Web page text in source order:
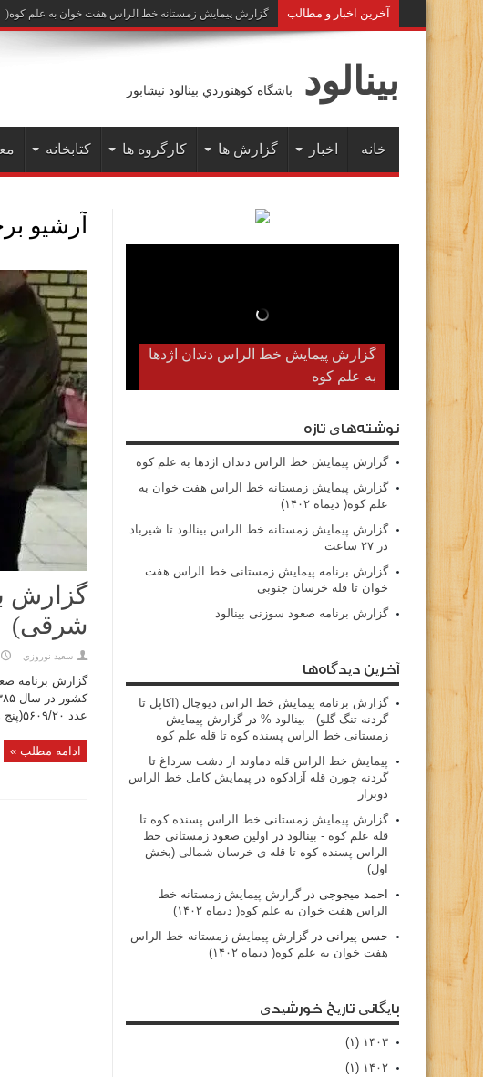
آخرين اخبار و مطالب گزارش پیمایش زمستانه خط الراس هفت خوان به علم کوه( دیماه
بينالود باشگاه كوهنوردي بينالود نيشابور
خانه اخبار گزارش ها کارگروه ها کتابخانه
آرشیو
گزارش
شرقی)
سعيد نوروزي
عدد ۵۶۰۹/۲۰(پنج هزار ششصد و نه متر و بیست سانتی متر) که عدد قابل اعتمادی ...
ادامه مطلب »
گزارش پیمایش خط الراس دندان اژدها
به علم کوه
گزارش پیمایش زمستانه خط الراس
هفت خوان به علم کوه( دیماه ۱۴۰۲)
نوشته‌های تازه
گزارش پیمایش خط الراس دندان اژدها به علم کوه
گزارش پیمایش زمستانه خط الراس هفت خوان به
علم کوه( دیماه ۱۴۰۲)
گزارش پیمایش زمستانه خط الراس بینالود تا شیرباد
در ۲۷ ساعت
گزارش برنامه پیمایش زمستانی خط الراس هفت
خوان تا قله خرسان جنوبی
گزارش برنامه صعود سوزنی بینالود
آخرین دیدگاه‌ها
گزارش برنامه پيمايش خط الراس ديوچال (اكاپل تا
گردنه تنگ گلو) - بينالود % درگزارش پیمایش
زمستانی خط الراس پسنده کوه تا قله علم کوه
پيمايش خط الراس قله دماوند از دشت سرداغ تا
گردنه چورن قله آزادكوه در پیمایش کامل خط الراس
دوبرار
گزارش پیمایش زمستانی خط الراس پسنده کوه تا
قله علم کوه - بينالود در
اولین صعود زمستانی خط
الراس پسنده کوه تا قله ی خرسان شمالی (بخش
اول)
احمد میجوجی درگزارش پیمایش زمستانه خط
الراس هفت خوان به علم کوه( دیماه ۱۴۰۲)
حسن پیرانی درگزارش پیمایش زمستانه خط الراس
هفت خوان به علم کوه( دیماه ۱۴۰۲)
بایگانی تاریخ خورشیدی
۱۴۰۳ (۱)
۱۴۰۲ (۱)